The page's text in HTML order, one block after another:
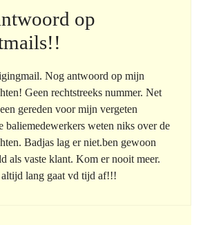
op
Nog antwoord op mijn
Geen rechtstreeks nummer. Net
gereden voor mijn vergeten
baliemedewerkers weten niks over de
Badjas lag er niet.ben gewoon
als vaste klant. Kom er nooit meer.
lang gaat vd tijd af!!!